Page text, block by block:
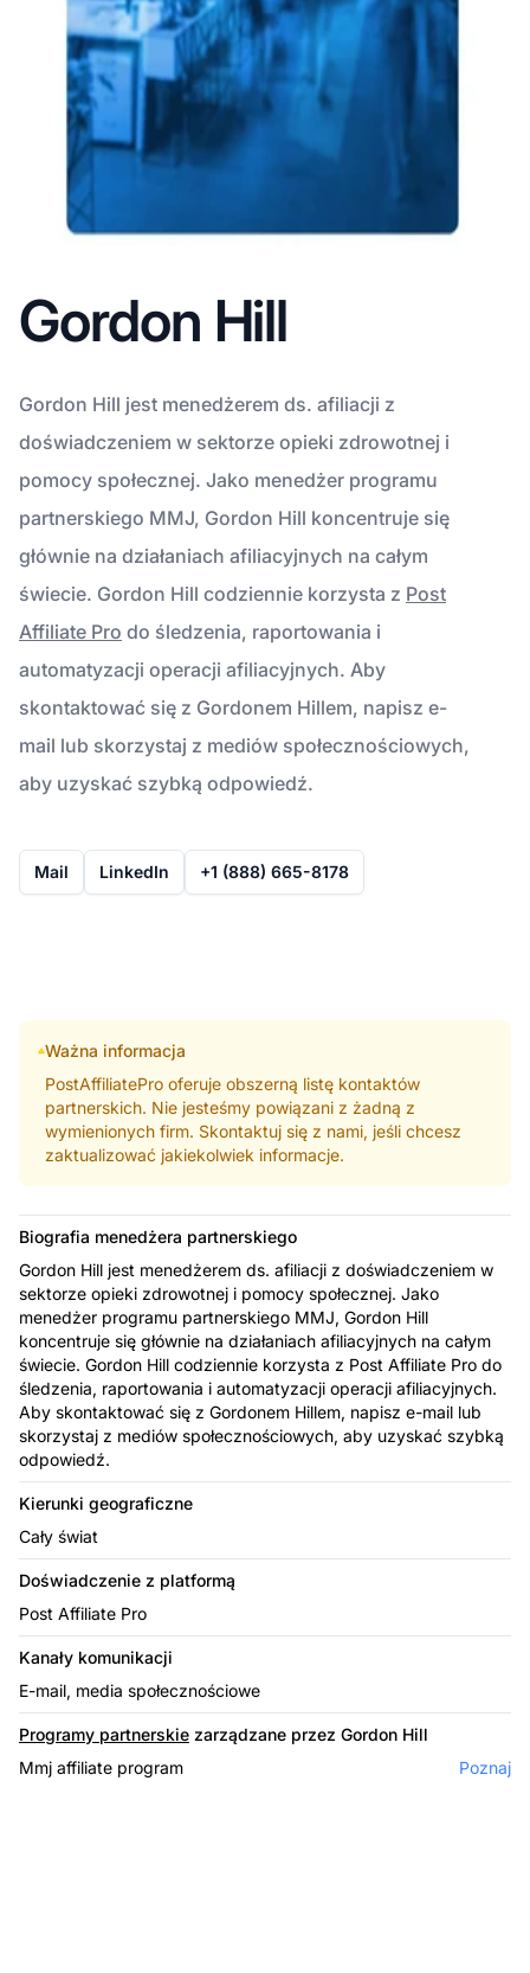
Gordon Hill
Gordon Hill jest menedżerem ds. afiliacji z
doświadczeniem w sektorze opieki zdrowotnej i
pomocy społecznej. Jako menedżer programu
partnerskiego MMJ, Gordon Hill koncentruje się
głównie na działaniach afiliacyjnych na całym
świecie. Gordon Hill codziennie korzysta z Post
Affiliate Pro do śledzenia, raportowania i
automatyzacji operacji afiliacyjnych. Aby
skontaktować się z Gordonem Hillem, napisz e-
mail lub skorzystaj z mediów społecznościowych,
aby uzyskać szybką odpowiedź.
Mail LinkedIn +1 (888) 665-8178
Ważna informacja
PostAffiliatePro oferuje obszerną listę kontaktów
partnerskich. Nie jesteśmy powiązani z żadną z
wymienionych firm. Skontaktuj się z nami, jeśli chcesz
zaktualizować jakiekolwiek informacje.
Biografia menedżera partnerskiego
Gordon Hill jest menedżerem ds. afiliacji z doświadczeniem w
sektorze opieki zdrowotnej i pomocy społecznej. Jako
menedżer programu partnerskiego MMJ, Gordon Hill
koncentruje się głównie na działaniach afiliacyjnych na całym
świecie. Gordon Hill codziennie korzysta z Post Affiliate Pro do
śledzenia, raportowania i automatyzacji operacji afiliacyjnych.
Aby skontaktować się z Gordonem Hillem, napisz e-mail lub
skorzystaj z mediów społecznościowych, aby uzyskać szybką
odpowiedź.
Kierunki geograficzne
Cały świat
Doświadczenie z platformą
Post Affiliate Pro
Kanały komunikacji
E-mail, media społecznościowe
Programy partnerskie zarządzane przez Gordon Hill
Mmj affiliate program
Poznaj